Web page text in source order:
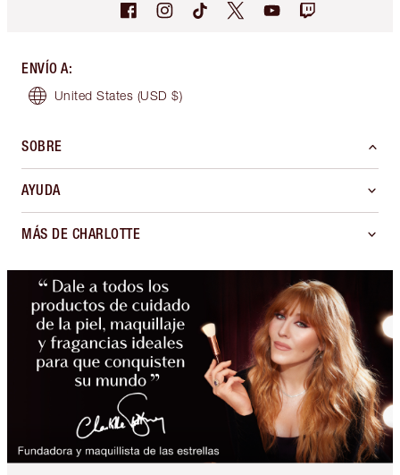
ENVÍO A:
United States (USD $)
SOBRE
AYUDA
MÁS DE CHARLOTTE